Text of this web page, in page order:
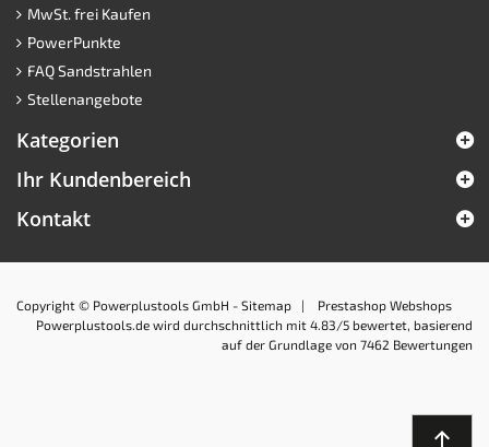
MwSt. frei Kaufen
PowerPunkte
FAQ Sandstrahlen
Stellenangebote
Kategorien
Ihr Kundenbereich
Kontakt
Copyright © Powerplustools GmbH - Sitemap | Prestashop Webshops
Powerplustools.de wird durchschnittlich mit 4.83 /5 bewertet, basierend
auf der Grundlage von 7462 Bewertungen
north